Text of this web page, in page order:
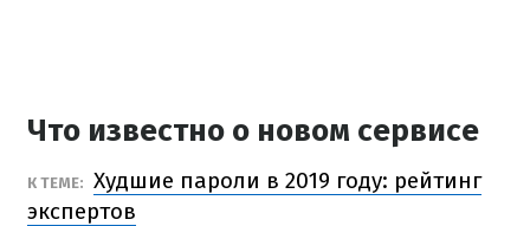
Что известно о новом сервисе
К ТЕМЕ: Худшие пароли в 2019 году: рейтинг
экспертов